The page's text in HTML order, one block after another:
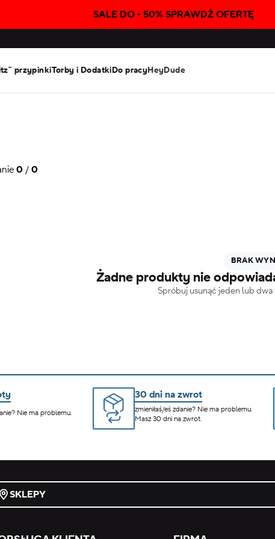
SALE DO - 50% SPRAWDŹ OFERTĘ
przypinkiTorby i DodatkiDo pracyHeyDude
0 / 0
BRAK
Żadne produkty nie
Spróbuj usunąć jeden lub
Nie ma problemu.
30 dni na zwrot
zmieniłaś/eś zdanie? Nie ma problemu.
Masz 30 dni na zwrot.
SKLEPY